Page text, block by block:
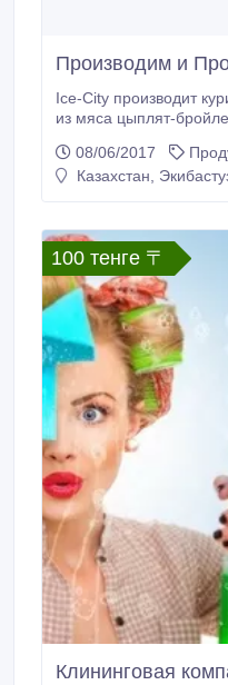
Производим и
Ice-City производит куриные
из мяса цыплят-
крыло, бедро. В процессе прозводства
используются только
08/06/2017
Казахстан,
100 тенге 〒
Клининговая